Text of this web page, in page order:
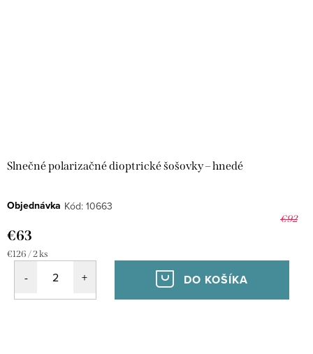
Slnečné polarizačné dioptrické šošovky – hnedé
Objednávka Kód: 10663
€92
€63
Jednotková
€126 / 2 ks
DO KOŠÍKA